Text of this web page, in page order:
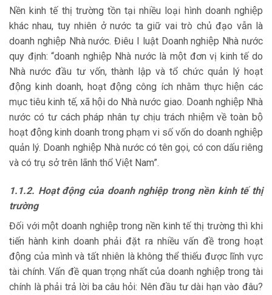
Nền kinh tế thị trường tồn tại nhiều loại hình doanh nghiệp
khác nhau, tuy nhiên ở nước ta giữ vai trò chủ đạo vẫn là
doanh nghiệp Nhà nước. Điêu I luật Doanh nghiệp Nhà nước
quy định: “doanh nghiệp Nhà nước là một đơn vị kinh tế do
Nhà nước đầu tư vốn, thành lập và tổ chức quản lý hoạt
động kinh doanh, hoạt động công ích nhằm thực hiện các
mục tiêu kinh tế, xã hội do Nhà nước giao. Doanh nghiệp Nhà
nước có tư cách pháp nhân tự chịu trách nhiệm về toàn bộ
hoạt động kinh doanh trong phạm vi số vốn do doanh nghiệp
quản lý. Doanh nghiệp Nhà nước có tên gọi, có con dấu riêng
và có trụ sở trên lãnh thổ Việt Nam”.
1.1.2. Hoạt động của doanh nghiệp trong nền kinh tế thị
trường
Đối với một doanh nghiệp trong nền kinh tế thị trường thì khi
tiến hành kinh doanh phải đặt ra nhiều vấn đề trong hoạt
động của mình và tất nhiên là không thể thiếu được lĩnh vực
tài chính. Vấn đề quan trọng nhất của doanh nghiệp trong tài
chính là phải trả lời ba câu hỏi: Nên đầu tư dài hạn vào đâu?